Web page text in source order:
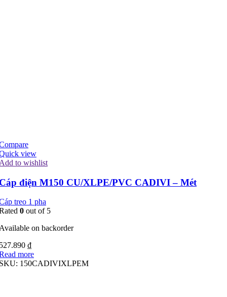
view
to wishlist
điện M150 CU/XLPE/PVC CADIVI – Mét
treo 1 pha
0 out of 5
on backorder
₫
more
150CADIVIXLPEM